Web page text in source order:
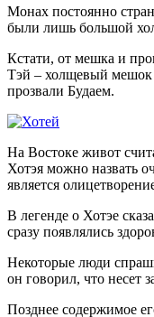
Монах постоянно
были лишь большой
Кстати, от мешка и
Тэй – холщевый мешок
прозвали Будаем.
На Востоке живот
Хотэя можно назвать
является
В легенде о Хотэе
сразу появлялись
Некоторые люди
он говорил, что несет
Позднее содержимое